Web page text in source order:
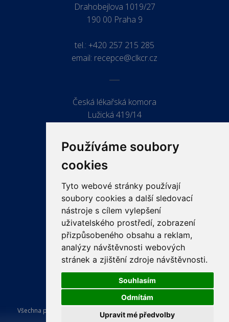
Používáme soubory
cookies
Tyto webové stránky používají
soubory cookies a další sledovací
nástroje s cílem vylepšení
uživatelského prostředí, zobrazení
přizpůsobeného obsahu a reklam,
analýzy návštěvnosti webových
stránek a zjištění zdroje návštěvnosti.
Souhlasím
Odmítám
Upravit mé předvolby
Drahobejlova 1019/27
190 00 Praha 9
tel.: +420 257 215 285
email: recepce@clkcr.cz
Česká lékařská komora
Lužická 419/14
ODKAZY
PRO LÉKAŘE
PRO VEŘEJNOST
VZDĚLÁVÁNÍ
Všechna práva vyhrazena Česká lékařská komora. Tvorba a provoz
ISSA CZECH s.r.o..